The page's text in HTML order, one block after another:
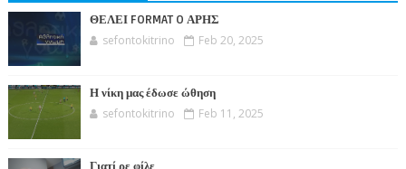
ΘΕΛΕΙ FORMAT O ΑΡΗΣ
sefontokitrino Feb 20, 2025
Η νίκη μας έδωσε ώθηση
sefontokitrino Feb 11, 2025